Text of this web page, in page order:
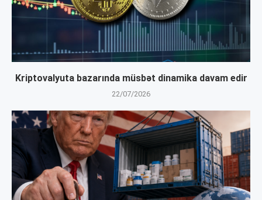
Kriptovalyuta bazarında müsbət dinamika davam edir
22/07/2026